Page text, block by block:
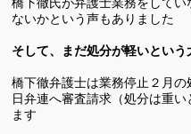
ないかという声もありました
そして、まだ処分が軽いとい
橋下徹弁護士は業務停止２月の
日弁連へ審査請求（処分は重
ます